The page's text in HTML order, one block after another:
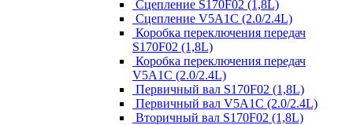
Сцепление S170F02 (1,8L)
Сцепление V5A1C (2.0/2.4L)
Коробка переключения передач
S170F02 (1,8L)
Коробка переключения передач
V5A1C (2.0/2.4L)
Первичный вал S170F02 (1,8L)
Первичный вал V5A1C (2.0/2.4L)
Вторичный вал S170F02 (1,8L)